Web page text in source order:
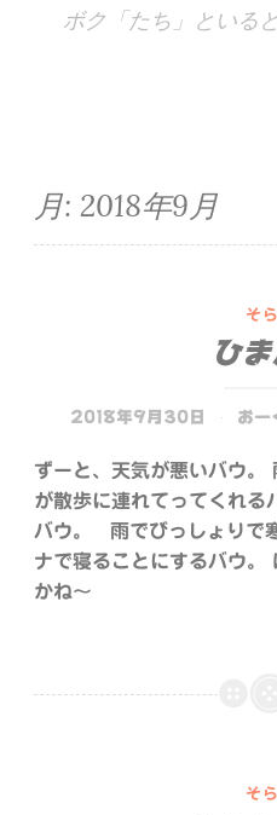
ボク「たち」といる
月: 2018年9月
そ
ひ
2018年9月30日 おー
ずーと、天気が悪いバウ。
が散歩に連れてってくれる
バウ。 雨でびっしょりで
ナで寝ることにするバウ。
かね〜
そ